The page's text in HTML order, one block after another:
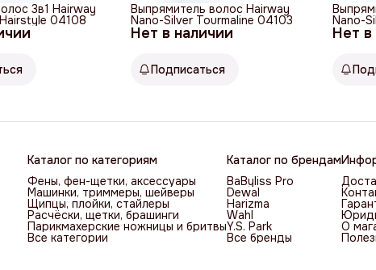
3в1 Hairway
04108
Нет в наличии
Выпрямитель волос Hairway
Nano-Silver Tourmaline 04103
Подписаться
Нет в
Nano-
04102
Каталог по категориям
Фены, фен-щетки, аксессуары
Машинки, триммеры, шейверы
Щипцы, плойки, стайлеры
Расчёски, щетки, брашинги
Парикмахерские ножницы и бритвы
Все категории
Каталог по брендам
BaByliss Pro
Dewal
Harizma
Wahl
Y.S. Park
Все бренды
О